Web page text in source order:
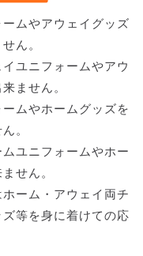
ムやアウェイグッズ
ん。
ユニフォームやアウ
ません。
ムやホームグッズを
。
ユニフォームやホー
せん。
ーム・アウェイ両チ
等を身に着けての応